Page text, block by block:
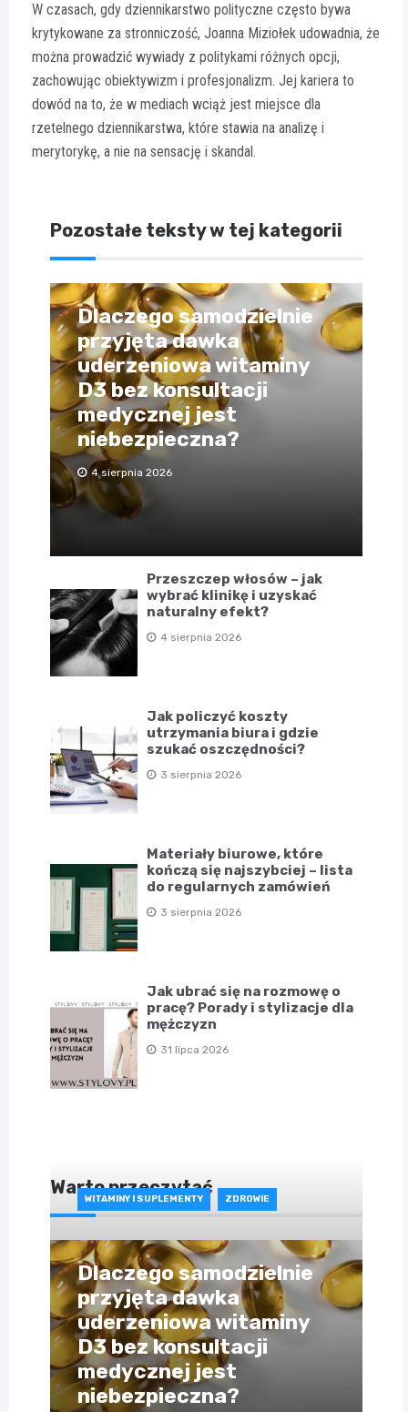
W czasach, gdy dziennikarstwo polityczne często bywa
krytykowane za stronniczość, Joanna Miziołek udowadnia, że
można prowadzić wywiady z politykami różnych opcji,
zachowując obiektywizm i profesjonalizm. Jej kariera to
dowód na to, że w mediach wciąż jest miejsce dla
rzetelnego dziennikarstwa, które stawia na analizę i
merytorykę, a nie na sensację i skandal.
Pozostałe teksty w tej kategorii
Dlaczego samodzielnie
przyjęta dawka
uderzeniowa witaminy
D3 bez konsultacji
medycznej jest
niebezpieczna?
4 sierpnia 2026
Przeszczep włosów – jak
wybrać klinikę i uzyskać
naturalny efekt?
4 sierpnia 2026
Jak policzyć koszty
utrzymania biura i gdzie
szukać oszczędności?
3 sierpnia 2026
Materiały biurowe, które
kończą się najszybciej – lista
do regularnych zamówień
3 sierpnia 2026
Jak ubrać się na rozmowę o
pracę? Porady i stylizacje dla
mężczyzn
31 lipca 2026
Warto przeczytać
WITAMINY I SUPLEMENTY ZDROWIE
Dlaczego samodzielnie
przyjęta dawka
uderzeniowa witaminy
D3 bez konsultacji
medycznej jest
niebezpieczna?